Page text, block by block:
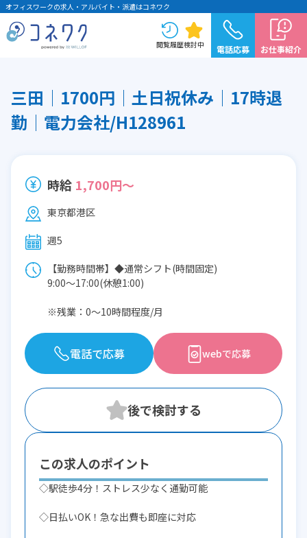
オフィスワークの求人・アルバイト・派遣はコネワク
閲覧履歴検討中 電話応募 お仕事紹介
三田│1700円│土日祝休み│17時退
勤│電力会社/H128961
時給 1,700円～
東京都港区
週5
【勤務時間帯】◆通常シフト(時間固定)
9:00〜17:00(休憩1:00)
※残業：0〜10時間程度/月
電話で応募 webで応募
この求人のポイント
◇駅徒歩4分！ストレス少なく通勤可能
◇日払いOK！急な出費も即座に対応